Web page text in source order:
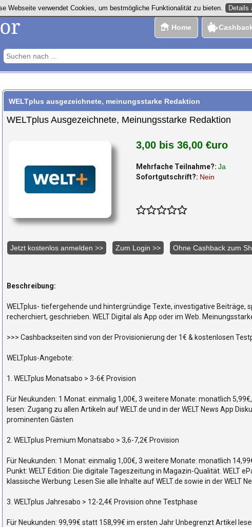
Home
WELTplus ausgezeichnete, meinungsstarke Redaktion
WELTplus Ausgezeichnete, Meinungsstarke Redaktion
3,00 bis 36,00 €uro
Mehrfache Teilnahme?: Ja
Sofortgutschrift?: Nein
Beschreibung:
WELTplus- tiefergehende und hintergründige Texte, investigative Beiträge,
recherchiert, geschrieben. WELT Digital als App oder im Web.
>>> Cashbackseiten sind von der Provisionierung der 1€ & kostenlosen
WELTplus-Angebote:
1. WELTplus Monatsabo > 3-6€ Provision
Für Neukunden: 1 Monat: einmalig 1,00€, 3 weitere Monate: monatlich
lesen: Zugang zu allen Artikeln auf WELT.de und in der WELT News App
prominenten Gästen
2. WELTplus Premium Monatsabo > 3,6-7,2€ Provision
Für Neukunden: 1 Monat: einmalig 1,00€, 3 weitere Monate: monatlich
Punkt: WELT Edition: Die digitale Tageszeitung in Magazin-Qualität. WELT
klassische Werbung: Lesen Sie alle Inhalte auf WELT.de sowie in der WELT
3. WELTplus Jahresabo > 12-2,4€ Provision ohne Testphase
Für Neukunden: 99,99€ statt 158,99€ im ersten Jahr Unbegrenzt Artikel
Webseite verwendet Cookies, um bestmögliche Funktionalität zu bieten. Details